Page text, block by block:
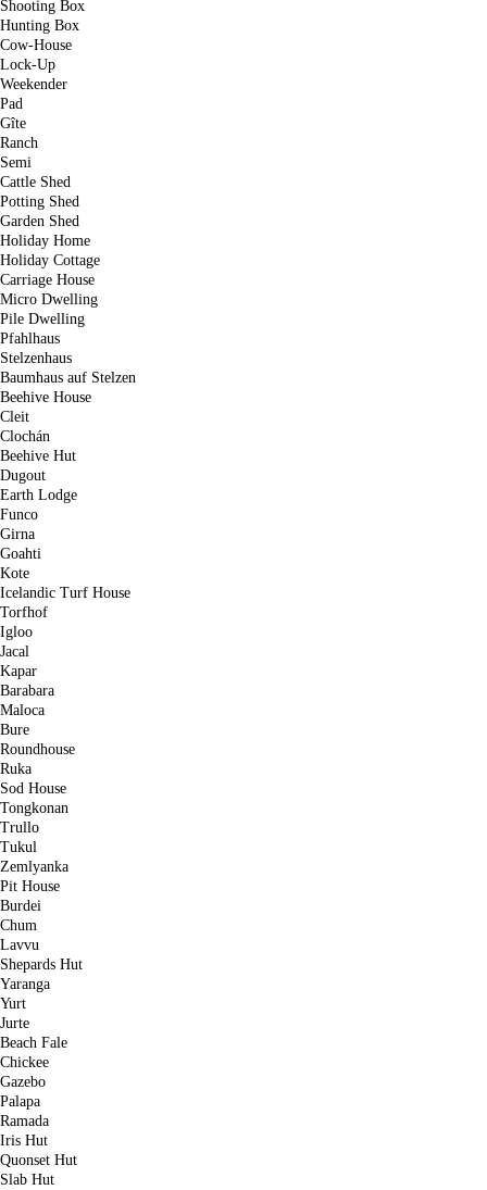
Shooting Box
Hunting Box
Cow-House
Lock-Up
Weekender
Pad
Gîte
Ranch
Semi
Cattle Shed
Potting Shed
Garden Shed
Holiday Home
Holiday Cottage
Carriage House
Micro Dwelling
Pile Dwelling
Pfahlhaus
Stelzenhaus
Baumhaus auf Stelzen
Beehive House
Cleit
Clochán
Beehive Hut
Dugout
Earth Lodge
Funco
Girna
Goahti
Kote
Icelandic Turf House
Torfhof
Igloo
Jacal
Kapar
Barabara
Maloca
Bure
Roundhouse
Ruka
Sod House
Tongkonan
Trullo
Tukul
Zemlyanka
Pit House
Burdei
Chum
Lavvu
Shepards Hut
Yaranga
Yurt
Jurte
Beach Fale
Chickee
Gazebo
Palapa
Ramada
Iris Hut
Quonset Hut
Slab Hut